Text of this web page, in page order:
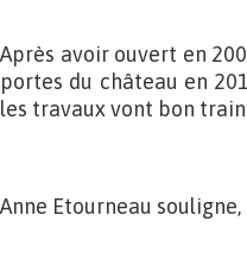
Après avoir ouvert en
portes du château en
les travaux vont bon
Anne Etourneau souligne,